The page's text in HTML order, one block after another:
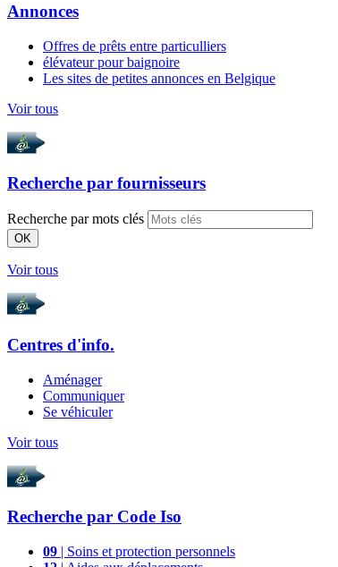
Annonces
Offres de prêts entre particulliers
élévateur pour baignoire
Les sites de petites annonces en Belgique
Voir tous
Recherche par fournisseurs
Recherche par mots clés
OK
Voir tous
Centres d'info.
Aménager
Communiquer
Se véhiculer
Voir tous
Recherche par Code Iso
09 | Soins et protection personnels